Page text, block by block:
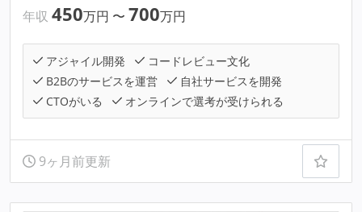
年収 450万円 〜 700万円
アジャイル開発
コードレビュー文化
B2Bのサービスを運営
自社サービスを開発
CTOがいる
オンラインで選考が受けられる
9ヶ月前更新